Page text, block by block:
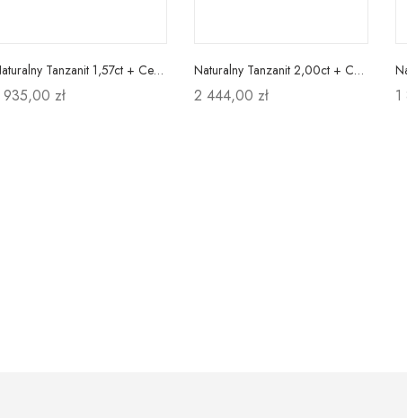
Naturalny Tanzanit 1,57ct + Certyfikat
935,00 zł
Naturalny Tanzanit 2,00ct + Certyfikat
2 444,00 zł